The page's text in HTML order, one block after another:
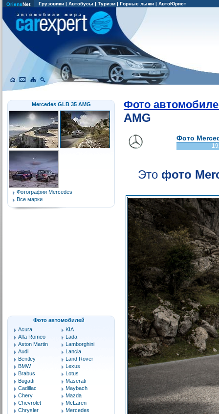
OriensNet Грузовики | Автобусы | Туризм | Горные лыжи | АвтоЮрист
Mercedes GLB 35 AMG
Фотографии Mercedes
Все марки
Фото автомобилей
Acura
Alfa Romeo
Aston Martin
Audi
Bentley
BMW
Brabus
Bugatti
Cadillac
Chery
Chevrolet
Chrysler
KIA
Lada
Lamborghini
Lancia
Land Rover
Lexus
Lotus
Maserati
Maybach
Mazda
McLaren
Mercedes
Фото
AMG
Фото
Это фото